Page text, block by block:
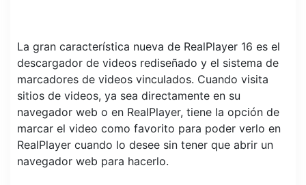
La gran característica nueva de RealPlayer 16 es el
descargador de videos rediseñado y el sistema de
marcadores de videos vinculados. Cuando visita
sitios de videos, ya sea directamente en su
navegador web o en RealPlayer, tiene la opción de
marcar el video como favorito para poder verlo en
RealPlayer cuando lo desee sin tener que abrir un
navegador web para hacerlo.